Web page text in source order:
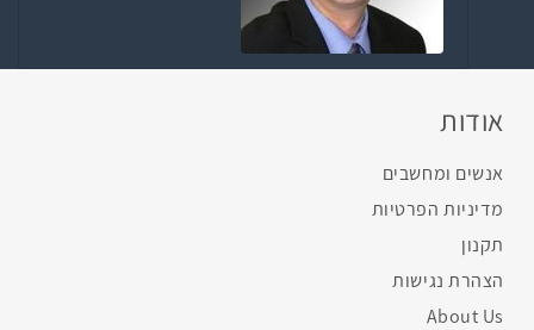
אודות
אנשים ומחשבים
מדיניות הפרטיות
תקנון
הצהרת נגישות
About Us